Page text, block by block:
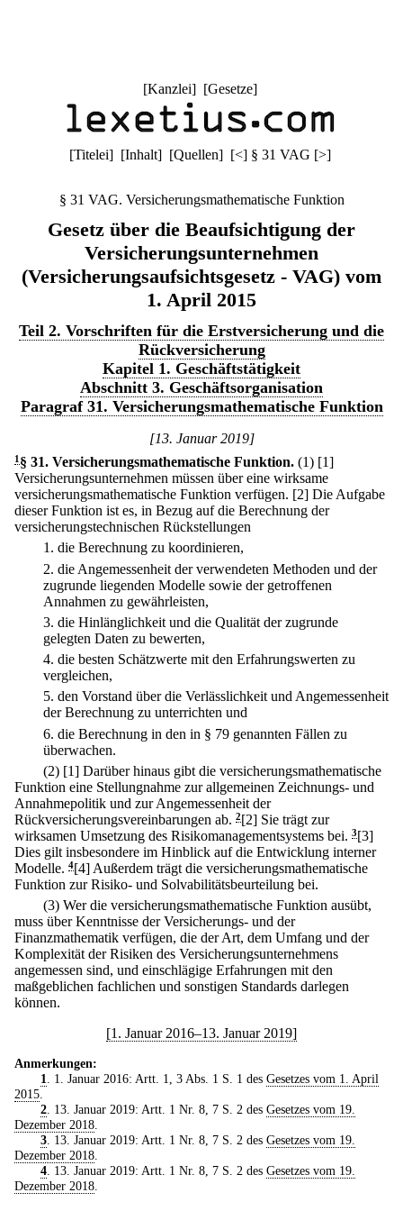
[Kanzlei] [Gesetze]
[Titelei] [Inhalt] [Quellen] [<] § 31 VAG [>]
§ 31 VAG. Versicherungsmathematische Funktion
Gesetz über die Beaufsichtigung der
Versicherungsunternehmen
(Versicherungsaufsichtsgesetz - VAG) vom
1. April 2015
Teil 2. Vorschriften für die Erstversicherung und die
Rückversicherung
Kapitel 1. Geschäftstätigkeit
Abschnitt 3. Geschäftsorganisation
Paragraf 31. Versicherungsmathematische Funktion
[13. Januar 2019]
1 § 31. Versicherungsmathematische Funktion. (1) [1]
Versicherungsunternehmen müssen über eine wirksame
versicherungsmathematische Funktion verfügen. [2] Die Aufgabe
dieser Funktion ist es, in Bezug auf die Berechnung der
versicherungstechnischen Rückstellungen
1. die Berechnung zu koordinieren,
2. die Angemessenheit der verwendeten Methoden und der
zugrunde liegenden Modelle sowie der getroffenen
Annahmen zu gewährleisten,
3. die Hinlänglichkeit und die Qualität der zugrunde
gelegten Daten zu bewerten,
4. die besten Schätzwerte mit den Erfahrungswerten zu
vergleichen,
5. den Vorstand über die Verlässlichkeit und Angemessenheit
der Berechnung zu unterrichten und
6. die Berechnung in den in § 79 genannten Fällen zu
überwachen.
(2) [1] Darüber hinaus gibt die versicherungsmathematische
Funktion eine Stellungnahme zur allgemeinen Zeichnungs- und
Annahmepolitik und zur Angemessenheit der
Rückversicherungsvereinbarungen ab. 2[2] Sie trägt zur
wirksamen Umsetzung des Risikomanagementsystems bei. 3[3]
Dies gilt insbesondere im Hinblick auf die Entwicklung interner
Modelle. 4[4] Außerdem trägt die versicherungsmathematische
Funktion zur Risiko- und Solvabilitätsbeurteilung bei.
(3) Wer die versicherungsmathematische Funktion ausübt,
muss über Kenntnisse der Versicherungs- und der
Finanzmathematik verfügen, die der Art, dem Umfang und der
Komplexität der Risiken des Versicherungsunternehmens
angemessen sind, und einschlägige Erfahrungen mit den
maßgeblichen fachlichen und sonstigen Standards darlegen
können.
[1. Januar 2016–13. Januar 2019]
Anmerkungen:
1
. 1. Januar 2016: Artt. 1, 3 Abs. 1 S. 1 des Gesetzes vom 1. April
2015
2. 13. Januar 2019: Artt. 1 Nr. 8, 7 S. 2 des Gesetzes vom 19.
Dezember 2018
3. 13. Januar 2019: Artt. 1 Nr. 8, 7 S. 2 des Gesetzes vom 19.
Dezember 2018
4. 13. Januar 2019: Artt. 1 Nr. 8, 7 S. 2 des Gesetzes vom 19.
Dezember 2018